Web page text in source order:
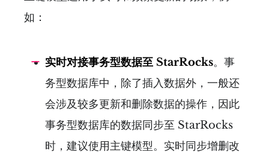
如：
实时对接事务型数据至 StarRocks。事
务型数据库中，除了插入数据外，一般还
会涉及较多更新和删除数据的操作，因此
事务型数据库的数据同步至 StarRocks
时，建议使用主键模型。实时同步增删改